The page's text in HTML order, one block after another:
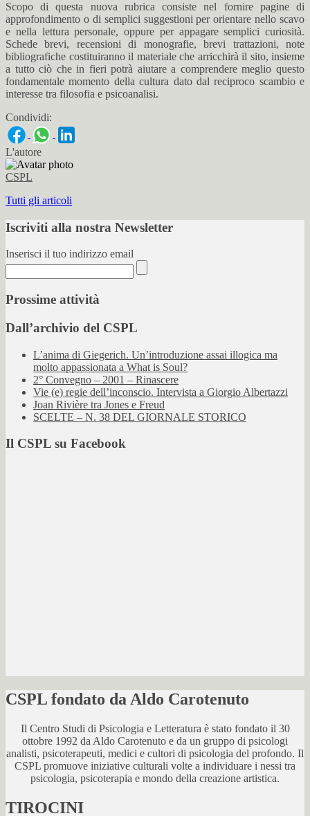
Scopo di questa nuova rubrica consiste nel fornire pagine di
approfondimento o di semplici suggestioni per orientare nello scavo
e nella lettura personale, oppure per appagare semplici curiosità.
Schede brevi, recensioni di monografie, brevi trattazioni, note
bibliografiche costituiranno il materiale che arricchirà il sito, insieme
a tutto ciò che in fieri potrà aiutare a comprendere meglio questo
fondamentale momento della cultura dato dal reciproco scambio e
interesse tra filosofia e psicoanalisi.
Condividi:
L'autore
CSPL
Tutti gli articoli
Iscriviti alla nostra Newsletter
Inserisci il tuo indirizzo email
Prossime attività
Dall’archivio del CSPL
L’anima di Giegerich. Un’introduzione assai illogica ma
molto appassionata a What is Soul?
2° Convegno – 2001 – Rinascere
Vie (e) regie dell’inconscio. Intervista a Giorgio Albertazzi
Joan Rivière tra Jones e Freud
SCELTE – N. 38 DEL GIORNALE STORICO
Il CSPL su Facebook
CSPL fondato da Aldo Carotenuto
Il Centro Studi di Psicologia e Letteratura è stato fondato il 30
ottobre 1992 da Aldo Carotenuto e da un gruppo di psicologi
analisti, psicoterapeuti, medici e cultori di psicologia del profondo. Il
CSPL promuove iniziative culturali volte a individuare i nessi tra
psicologia, psicoterapia e mondo della creazione artistica.
TIROCINI